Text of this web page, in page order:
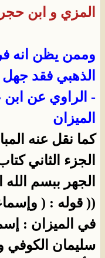
المزي و ابن
وممن يظن انه
الذهبي فقد جهل
- الراوي عن
الميزان
كما نقل عنه
الجزء الثاني
الجهر ببسم
(( قوله : (
في الميزان :
سليمان الكوفي